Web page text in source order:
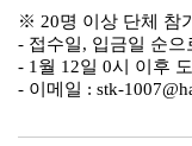
※ 20명 이상 단체 참
- 접수일, 입금일 순
- 1월 12일 0시 이후
- 이메일 : stk-